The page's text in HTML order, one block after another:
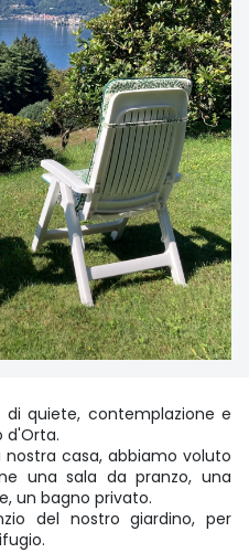
quiete, contemplazione e
d'Orta.
casa, abbiamo voluto
una sala da pranzo, una
un bagno privato.
del nostro giardino, per